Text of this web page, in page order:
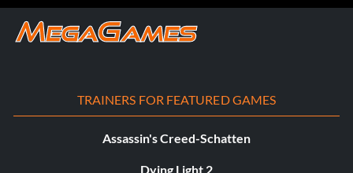
TRAINERS FOR FEATURED GAMES
Assassin's Creed-Schatten
Dying Light 2